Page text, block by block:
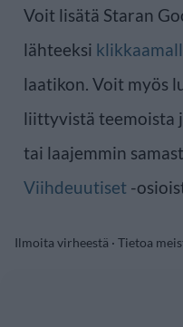
Voit lisätä Staran
lähteeksi
laatikon. Voit myös
liittyvistä teemoista
tai laajemmin
Viihdeuutiset -
Ilmoita virheestä · Tietoa